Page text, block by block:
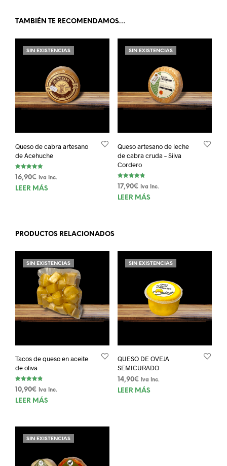
TAMBIÉN TE RECOMENDAMOS…
SIN EXISTENCIAS
Queso de cabra artesano
de Acehuche
Valorado con
5.00
16,90€ Iva Inc.
LEER MÁS
SIN EXISTENCIAS
Queso artesano de leche
de cabra cruda – Silva
Cordero
Valorado
con
de 5
17,90€ Iva Inc.
LEER MÁS
PRODUCTOS RELACIONADOS
SIN EXISTENCIAS
Tacos de queso en aceite
de oliva
Valorado
con
de 5
10,90€ Iva Inc.
LEER MÁS
SIN EXISTENCIAS
QUESO DE OVEJA
SEMICURADO
14,90€ Iva Inc.
LEER MÁS
SIN EXISTENCIAS